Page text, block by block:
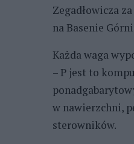
Zegadłowicza
na Basenie
Każda waga
– P jest to
w nawierzchni,
sterowników.